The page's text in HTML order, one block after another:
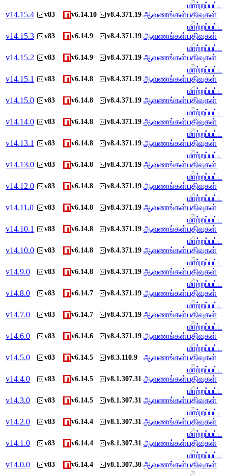
v14.15.4 v83 v6.14.10 v8.4.371.19 ஆவணங்கள்
மாற்றப்பட்ட
பதிவுகள்
v14.15.3 v83 v6.14.9 v8.4.371.19 ஆவணங்கள்
மாற்றப்பட்ட
பதிவுகள்
v14.15.2 v83 v6.14.9 v8.4.371.19 ஆவணங்கள்
மாற்றப்பட்ட
பதிவுகள்
v14.15.1 v83 v6.14.8 v8.4.371.19 ஆவணங்கள்
மாற்றப்பட்ட
பதிவுகள்
v14.15.0 v83 v6.14.8 v8.4.371.19 ஆவணங்கள்
மாற்றப்பட்ட
பதிவுகள்
v14.14.0 v83 v6.14.8 v8.4.371.19 ஆவணங்கள்
மாற்றப்பட்ட
பதிவுகள்
v14.13.1 v83 v6.14.8 v8.4.371.19 ஆவணங்கள்
மாற்றப்பட்ட
பதிவுகள்
v14.13.0 v83 v6.14.8 v8.4.371.19 ஆவணங்கள்
மாற்றப்பட்ட
பதிவுகள்
v14.12.0 v83 v6.14.8 v8.4.371.19 ஆவணங்கள்
மாற்றப்பட்ட
பதிவுகள்
v14.11.0 v83 v6.14.8 v8.4.371.19 ஆவணங்கள்
மாற்றப்பட்ட
பதிவுகள்
v14.10.1 v83 v6.14.8 v8.4.371.19 ஆவணங்கள்
மாற்றப்பட்ட
பதிவுகள்
v14.10.0 v83 v6.14.8 v8.4.371.19 ஆவணங்கள்
மாற்றப்பட்ட
பதிவுகள்
v14.9.0 v83 v6.14.8 v8.4.371.19 ஆவணங்கள்
மாற்றப்பட்ட
பதிவுகள்
v14.8.0 v83 v6.14.7 v8.4.371.19 ஆவணங்கள்
மாற்றப்பட்ட
பதிவுகள்
v14.7.0 v83 v6.14.7 v8.4.371.19 ஆவணங்கள்
மாற்றப்பட்ட
பதிவுகள்
v14.6.0 v83 v6.14.6 v8.4.371.19 ஆவணங்கள்
மாற்றப்பட்ட
பதிவுகள்
v14.5.0 v83 v6.14.5 v8.3.110.9 ஆவணங்கள்
மாற்றப்பட்ட
பதிவுகள்
v14.4.0 v83 v6.14.5 v8.1.307.31 ஆவணங்கள்
மாற்றப்பட்ட
பதிவுகள்
v14.3.0 v83 v6.14.5 v8.1.307.31 ஆவணங்கள்
மாற்றப்பட்ட
பதிவுகள்
v14.2.0 v83 v6.14.4 v8.1.307.31 ஆவணங்கள்
மாற்றப்பட்ட
பதிவுகள்
v14.1.0 v83 v6.14.4 v8.1.307.31 ஆவணங்கள்
மாற்றப்பட்ட
பதிவுகள்
v14.0.0 v83 v6.14.4 v8.1.307.30 ஆவணங்கள்
மாற்றப்பட்ட
பதிவுகள்